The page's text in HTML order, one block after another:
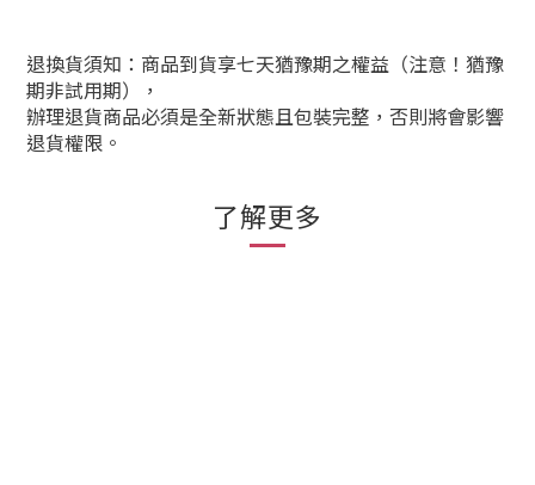
退換貨須知：商品到貨享七天猶豫期之權益（注意！猶豫
期非試用期），
辦理退貨商品必須是全新狀態且包裝完整，否則將會影響
退貨權限。
了解更多